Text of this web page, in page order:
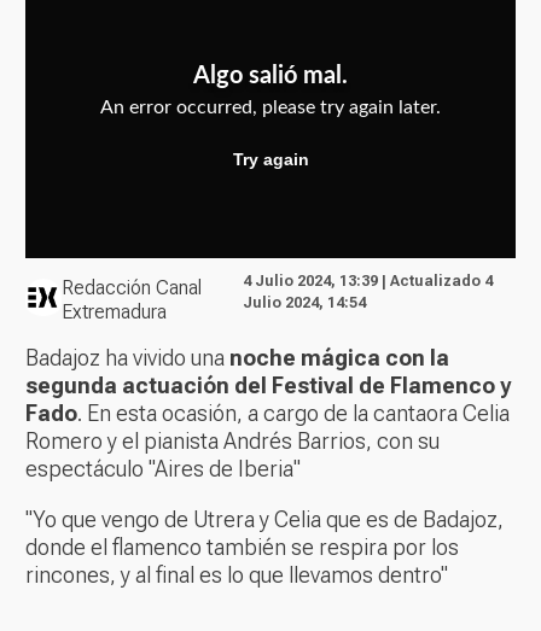
Redacción Canal
Extremadura
4 Julio 2024, 13:39 | Actualizado 4
Julio 2024, 14:54
Badajoz ha vivido una noche mágica con la
segunda actuación del Festival de Flamenco y
Fado. En esta ocasión, a cargo de la cantaora Celia
Romero y el pianista Andrés Barrios, con su
espectáculo "Aires de Iberia"
"Yo que vengo de Utrera y Celia que es de Badajoz,
donde el flamenco también se respira por los
rincones, y al final es lo que llevamos dentro"